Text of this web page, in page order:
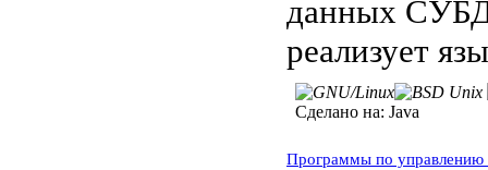
данных
реализует
Сделано на: Java
Программы по управлению